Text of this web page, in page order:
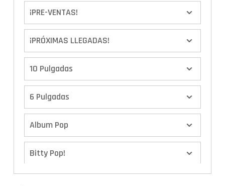
¡PRE-VENTAS!
¡PRÓXIMAS LLEGADAS!
10 Pulgadas
6 Pulgadas
Album Pop
Bitty Pop!